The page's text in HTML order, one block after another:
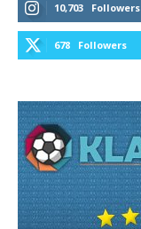
10,703 Followers
678 Followers